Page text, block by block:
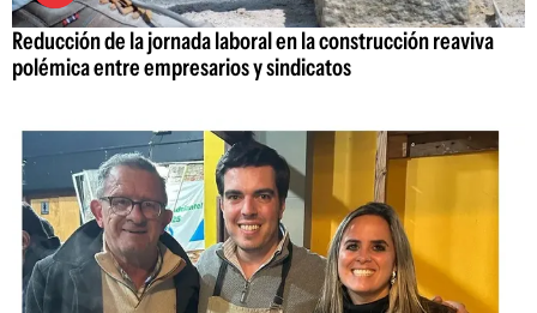
Reducción de la jornada laboral en la construcción reaviva
polémica entre empresarios y sindicatos